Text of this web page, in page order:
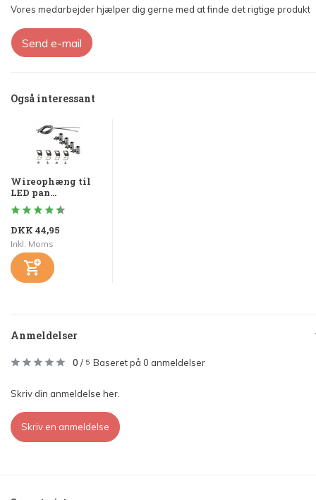
Vores medarbejder hjælper dig gerne med at finde det rigtige produkt
Send e-mail
Også interessant
Wireophæng til
LED pan...
DKK 44,95
Inkl. Moms
Anmeldelser
0 / 5 Baseret på 0 anmeldelser
Skriv din anmeldelse her.
Skriv en anmeldelse